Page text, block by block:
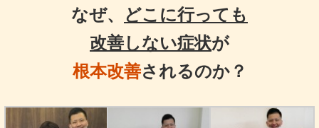
なぜ、
どこに行っても
改善しない症状が
根本改善されるのか？